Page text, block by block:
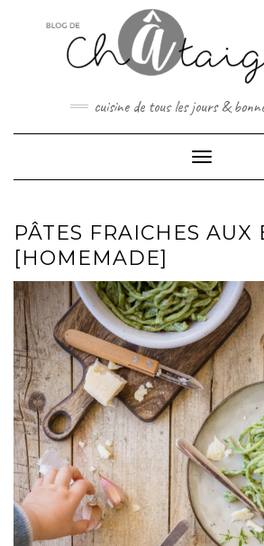
cuisine de tous les jours &
Toggle
PÂTES FRAICHES AUX
[HOMEMADE]